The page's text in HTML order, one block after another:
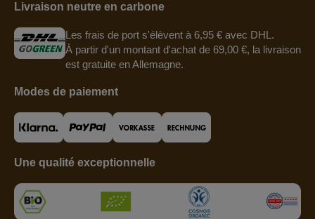
Livraison neutre en carbone
Les frais de port s'élèvent à 6,95 € avec DHL.
À partir d'un montant d'achat de 69,00 €, la livraison
est gratuite en Allemagne.
Modes de paiement
Une qualité exceptionnelle